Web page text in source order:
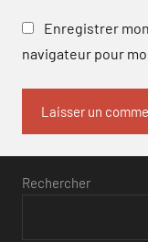
Enregistrer
navigateur pour
Rechercher